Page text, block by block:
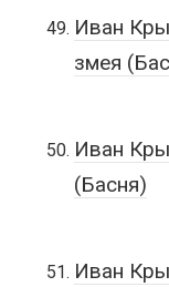
Иван
змея
Иван
(Басня)
Иван